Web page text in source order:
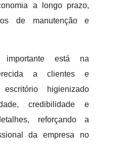
a longo prazo,
de manutenção e
importante está na
a clientes e
higienizado
credibilidade e
reforçando a
da empresa no